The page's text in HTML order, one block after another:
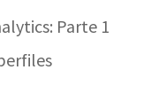
Parte 1